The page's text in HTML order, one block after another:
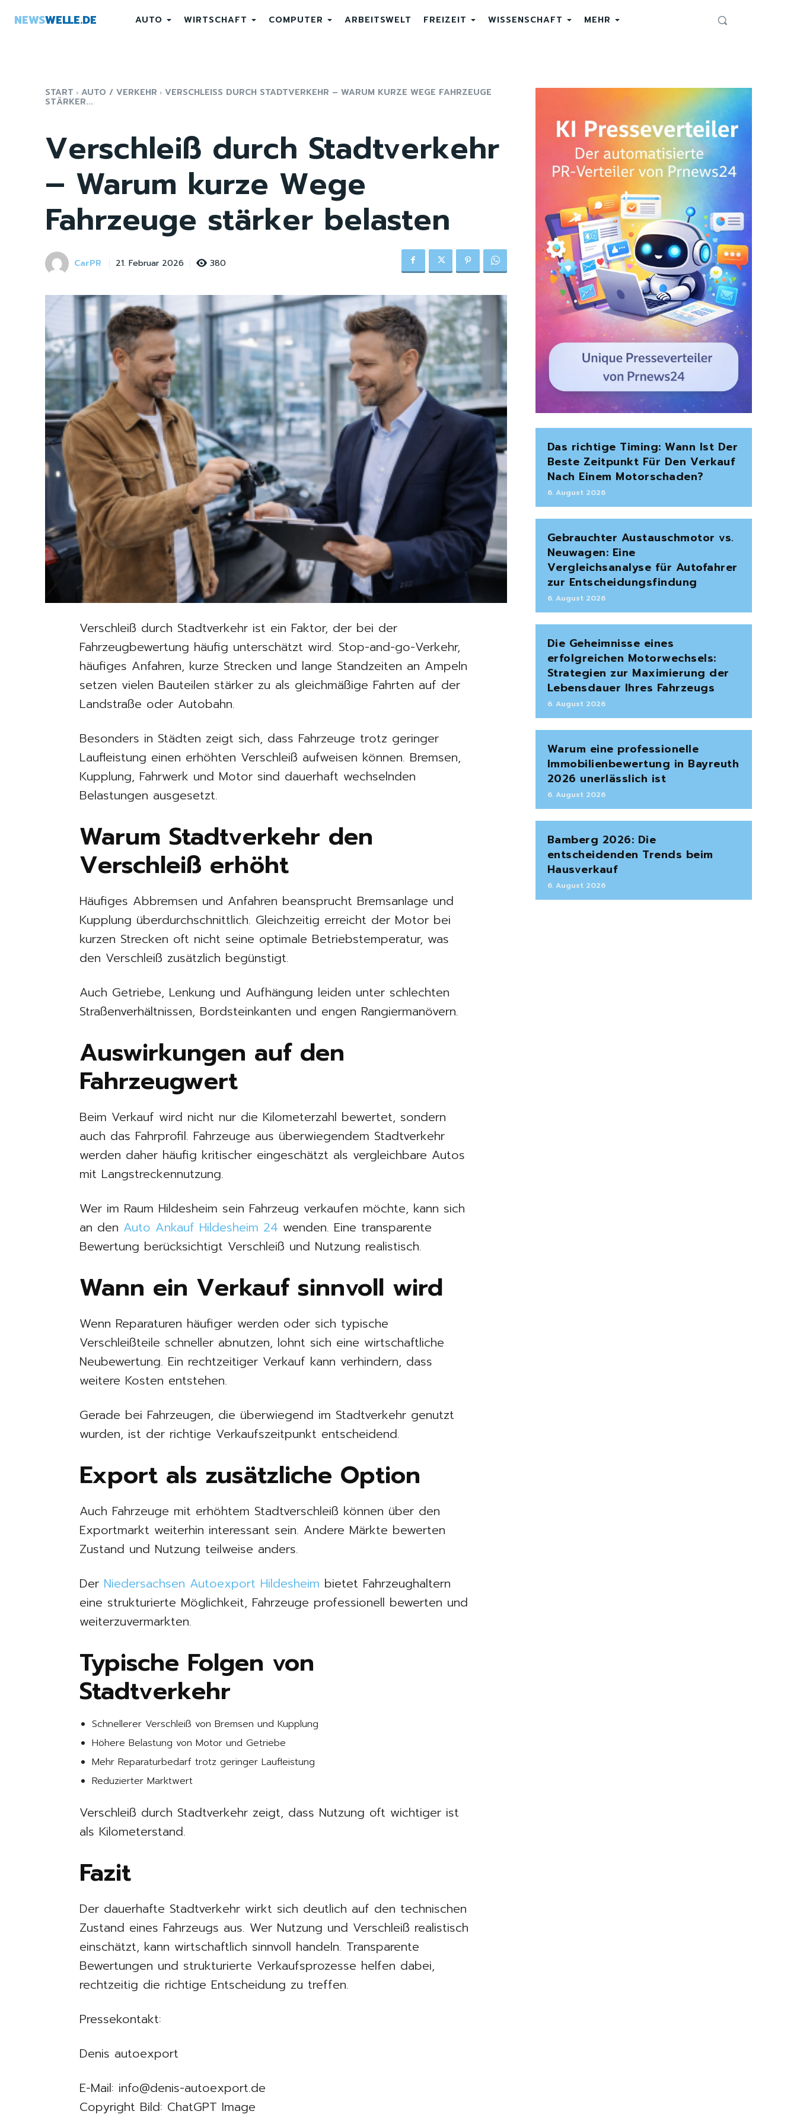
NEWSWELLE.DE AUTO WIRTSCHAFT COMPUTER ARBEITSWELT FREIZEIT WISSENSCHAFT MEHR
START AUTO / VERKEHR VERSCHLEISS DURCH STADTVERKEHR – WARUM KURZE WEGE FAHRZEUGE S
TÄRKER...
Verschleiß durch Stadtverkehr
– Warum kurze Wege
Fahrzeuge stärker belasten
CarPR 21. Februar 2026 380
Verschleiß durch Stadtverkehr ist ein Faktor, der bei der
Fahrzeugbewertung häufig unterschätzt wird. Stop-and-go-Verkehr,
häufiges Anfahren, kurze Strecken und lange Standzeiten an Ampeln
setzen vielen Bauteilen stärker zu als gleichmäßige Fahrten auf der
Landstraße oder Autobahn.
Besonders in Städten zeigt sich, dass Fahrzeuge trotz geringer
Laufleistung einen erhöhten Verschleiß aufweisen können. Bremsen,
Kupplung, Fahrwerk und Motor sind dauerhaft wechselnden
Belastungen ausgesetzt.
Warum Stadtverkehr den
Verschleiß erhöht
Häufiges Abbremsen und Anfahren beansprucht Bremsanlage und
Kupplung überdurchschnittlich. Gleichzeitig erreicht der Motor bei
kurzen Strecken oft nicht seine optimale Betriebstemperatur, was
den Verschleiß zusätzlich begünstigt.
Auch Getriebe, Lenkung und Aufhängung leiden unter schlechten
Straßenverhältnissen, Bordsteinkanten und engen Rangiermanövern.
Auswirkungen auf den
Fahrzeugwert
Beim Verkauf wird nicht nur die Kilometerzahl bewertet, sondern
auch das Fahrprofil. Fahrzeuge aus überwiegendem Stadtverkehr
werden daher häufig kritischer eingeschätzt als vergleichbare Autos
mit Langstreckennutzung.
Wer im Raum Hildesheim sein Fahrzeug verkaufen möchte, kann sich
an den Auto Ankauf Hildesheim 24 wenden. Eine transparente
Bewertung berücksichtigt Verschleiß und Nutzung realistisch.
Wann ein Verkauf sinnvoll wird
Wenn Reparaturen häufiger werden oder sich typische
Verschleißteile schneller abnutzen, lohnt sich eine wirtschaftliche
Neubewertung. Ein rechtzeitiger Verkauf kann verhindern, dass
weitere Kosten entstehen.
Gerade bei Fahrzeugen, die überwiegend im Stadtverkehr genutzt
wurden, ist der richtige Verkaufszeitpunkt entscheidend.
Export als zusätzliche Option
Auch Fahrzeuge mit erhöhtem Stadtverschleiß können über den
Exportmarkt weiterhin interessant sein. Andere Märkte bewerten
Zustand und Nutzung teilweise anders.
Der Niedersachsen Autoexport Hildesheim bietet Fahrzeughaltern
eine strukturierte Möglichkeit, Fahrzeuge professionell bewerten und
weiterzuvermarkten.
Typische Folgen von
Stadtverkehr
Schnellerer Verschleiß von Bremsen und Kupplung
Höhere Belastung von Motor und Getriebe
Mehr Reparaturbedarf trotz geringer Laufleistung
Reduzierter Marktwert
Verschleiß durch Stadtverkehr zeigt, dass Nutzung oft wichtiger ist
als Kilometerstand.
Fazit
Der dauerhafte Stadtverkehr wirkt sich deutlich auf den technischen
Zustand eines Fahrzeugs aus. Wer Nutzung und Verschleiß realistisch
einschätzt, kann wirtschaftlich sinnvoll handeln. Transparente
Bewertungen und strukturierte Verkaufsprozesse helfen dabei,
rechtzeitig die richtige Entscheidung zu treffen.
Pressekontakt:
Denis autoexport
E-Mail: info@denis-autoexport.de
Copyright Bild: ChatGPT Image
Das richtige Timing: Wann Ist Der
Beste Zeitpunkt Für Den Verkauf
Nach Einem Motorschaden?
6. August 2026
Gebrauchter Austauschmotor vs.
Neuwagen: Eine
Vergleichsanalyse für Autofahrer
zur Entscheidungsfindung
6. August 2026
Die Geheimnisse eines
erfolgreichen Motorwechsels:
Strategien zur Maximierung der
Lebensdauer Ihres Fahrzeugs
6. August 2026
Warum eine professionelle
Immobilienbewertung in Bayreuth
2026 unerlässlich ist
6. August 2026
Bamberg 2026: Die
entscheidenden Trends beim
Hausverkauf
6. August 2026